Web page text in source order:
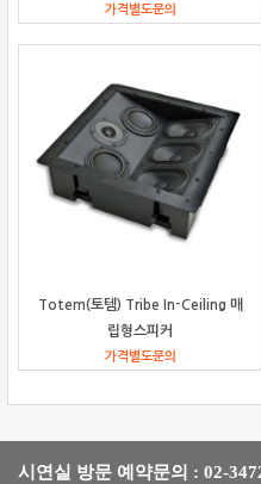
커
가격별도문의
Totem(토템) Tribe In-Ceiling 매
립형스피커
가격별도문의
시연실 방문 예약문의 : 02-